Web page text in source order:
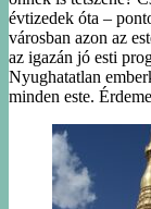
évtizedek óta –
városban azon az
az igazán jó esti
Nyughatatlan
minden este.